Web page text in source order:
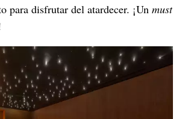
para disfrutar del atardecer. ¡Un must